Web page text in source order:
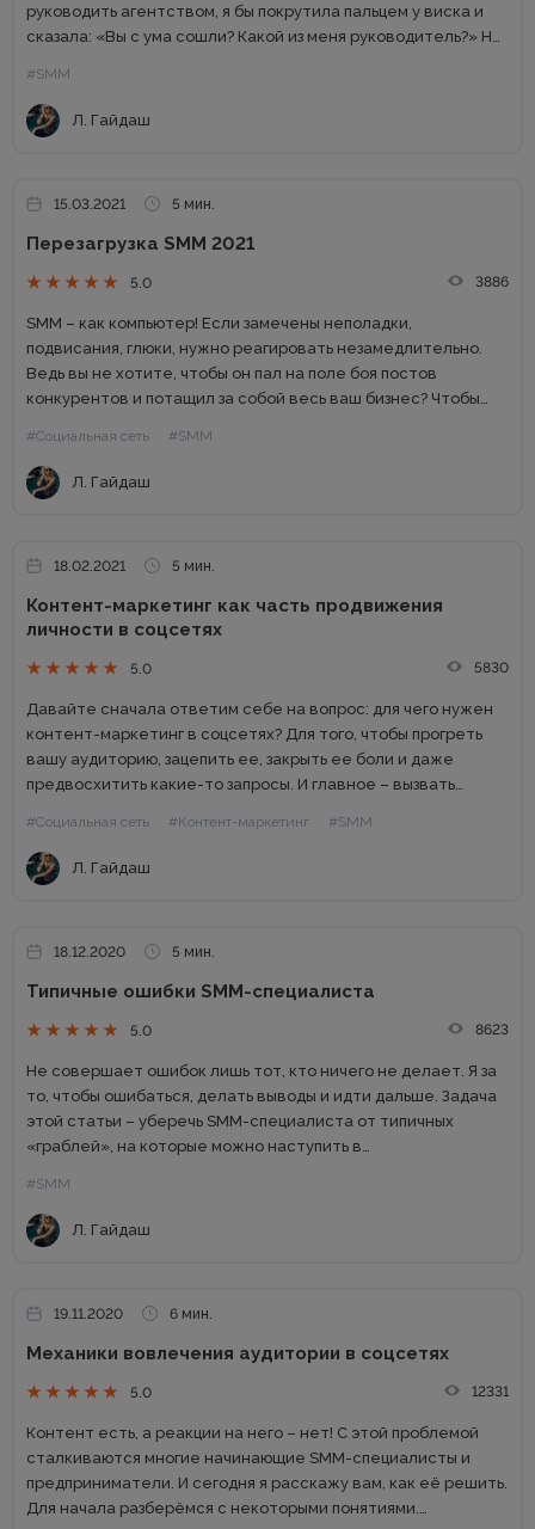
руководить агентством, я бы покрутила пальцем у виска и
сказала: «Вы с ума сошли? Какой из меня руководитель?» Но
#SMM
Л. Гайдаш
15.03.2021 5 мин.
Перезагрузка SMM 2021
5.0 3886
SMM – как компьютер! Если замечены неполадки,
подвисания, глюки, нужно реагировать незамедлительно.
Ведь вы не хотите, чтобы он пал на поле боя постов
конкурентов и потащил за собой весь ваш бизнес? Чтобы
спасительной комбинации...
#Социальная сеть #SMM
Л. Гайдаш
18.02.2021 5 мин.
Контент-маркетинг как часть продвижения
личности в соцсетях
5.0 5830
Давайте сначала ответим себе на вопрос: для чего нужен
контент-маркетинг в соцсетях? Для того, чтобы прогреть
вашу аудиторию, зацепить ее, закрыть ее боли и даже
предвосхитить какие-то запросы. И главное – вызвать
#Социальная сеть #Контент-маркетинг #SMM
Л. Гайдаш
18.12.2020 5 мин.
Типичные ошибки SMM-специалиста
5.0 8623
Не совершает ошибок лишь тот, кто ничего не делает. Я за
то, чтобы ошибаться, делать выводы и идти дальше. Задача
этой статьи – уберечь SMM-специалиста от типичных
«граблей», на которые можно наступить в
#SMM
Л. Гайдаш
19.11.2020 6 мин.
Механики вовлечения аудитории в соцсетях
5.0 12331
Контент есть, а реакции на него – нет! С этой проблемой
сталкиваются многие начинающие SMM-специалисты и
предприниматели. И сегодня я расскажу вам, как её решить.
Для начала разберёмся с некоторыми понятиями.